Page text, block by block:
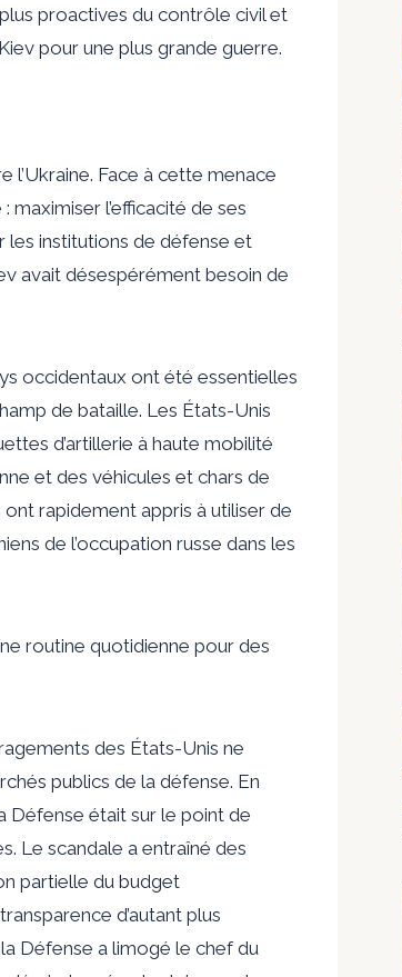
proactives du contrôle civil et
pour une plus grande guerre.
l’Ukraine. Face à cette menace
l’efficacité de ses
les institutions de défense et
avait désespérément besoin de
occidentaux ont été essentielles
de bataille. Les États-Unis
d’artillerie à haute mobilité
et des véhicules et chars de
rapidement appris à utiliser de
de l’occupation russe dans les
routine quotidienne pour des
des États-Unis ne
publics de la défense. En
Défense était sur le point de
Le scandale a entraîné des
partielle du budget
d’autant plus
Défense a limogé le chef du